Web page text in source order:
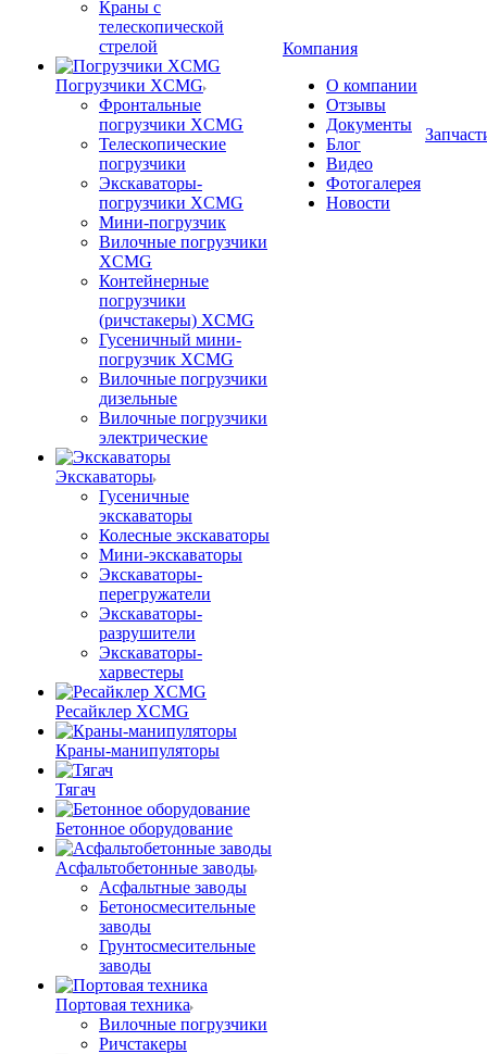
Краны с
телескопической
стрелой
Погрузчики XCMG
Фронтальные
погрузчики XCMG
Телескопические
погрузчики
Экскаваторы-
погрузчики XCMG
Мини-погрузчик
Вилочные погрузчики
XCMG
Контейнерные
погрузчики
(ричстакеры) XCMG
Гусеничный мини-
погрузчик XCMG
Вилочные погрузчики
дизельные
Вилочные погрузчики
электрические
Экскаваторы
Гусеничные
экскаваторы
Колесные экскаваторы
Мини-экскаваторы
Экскаваторы-
перегружатели
Экскаваторы-
разрушители
Экскаваторы-
харвестеры
Ресайклер XCMG
Краны-манипуляторы
Тягач
Бетонное оборудование
Асфальтобетонные заводы
Асфальтные заводы
Бетоносмесительные
заводы
Грунтосмесительные
заводы
Портовая техника
Вилочные погрузчики
Ричстакеры
Компания
О компании
Отзывы
Документы
Блог
Видео
Фотогалерея
Новости